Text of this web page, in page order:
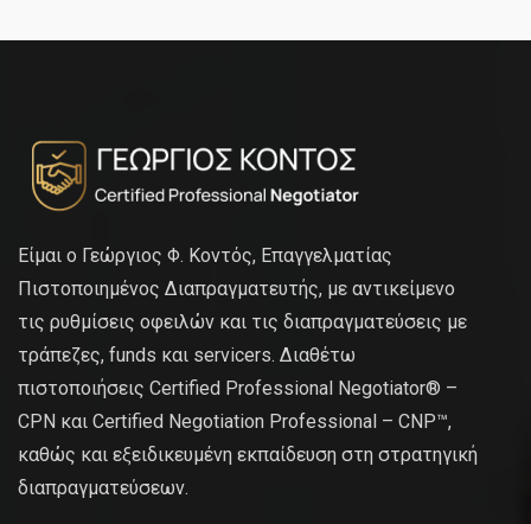
Είμαι ο Γεώργιος Φ. Κοντός, Επαγγελματίας
Πιστοποιημένος Διαπραγματευτής, με αντικείμενο
τις ρυθμίσεις οφειλών και τις διαπραγματεύσεις με
τράπεζες, funds και servicers. Διαθέτω
πιστοποιήσεις Certified Professional Negotiator® –
CPN και Certified Negotiation Professional – CNP™,
καθώς και εξειδικευμένη εκπαίδευση στη στρατηγική
διαπραγματεύσεων.